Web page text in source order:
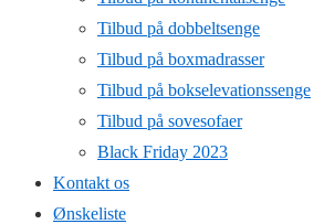
Tilbud på dobbeltsenge
Tilbud på boxmadrasser
Tilbud på bokselevationssenge
Tilbud på sovesofaer
Black Friday 2023
Kontakt os
Ønskeliste